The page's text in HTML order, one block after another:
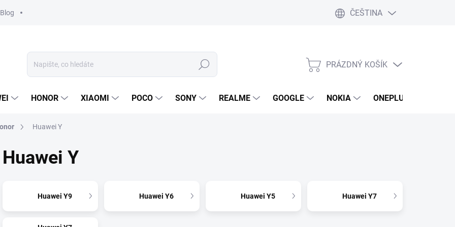
Blog ČEŠTINA
Hledat
NÁKUPNÍ
PRÁZDNÝ KOŠÍK
HONOR XIAOMI POCO SONY REALME GOOGLE NOKIA ONEPLUS
Huawei Y
Huawei Y
Huawei Y9 Huawei Y6 Huawei Y5 Huawei Y7